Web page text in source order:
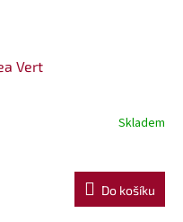
Vert
Skladem
Do košíku